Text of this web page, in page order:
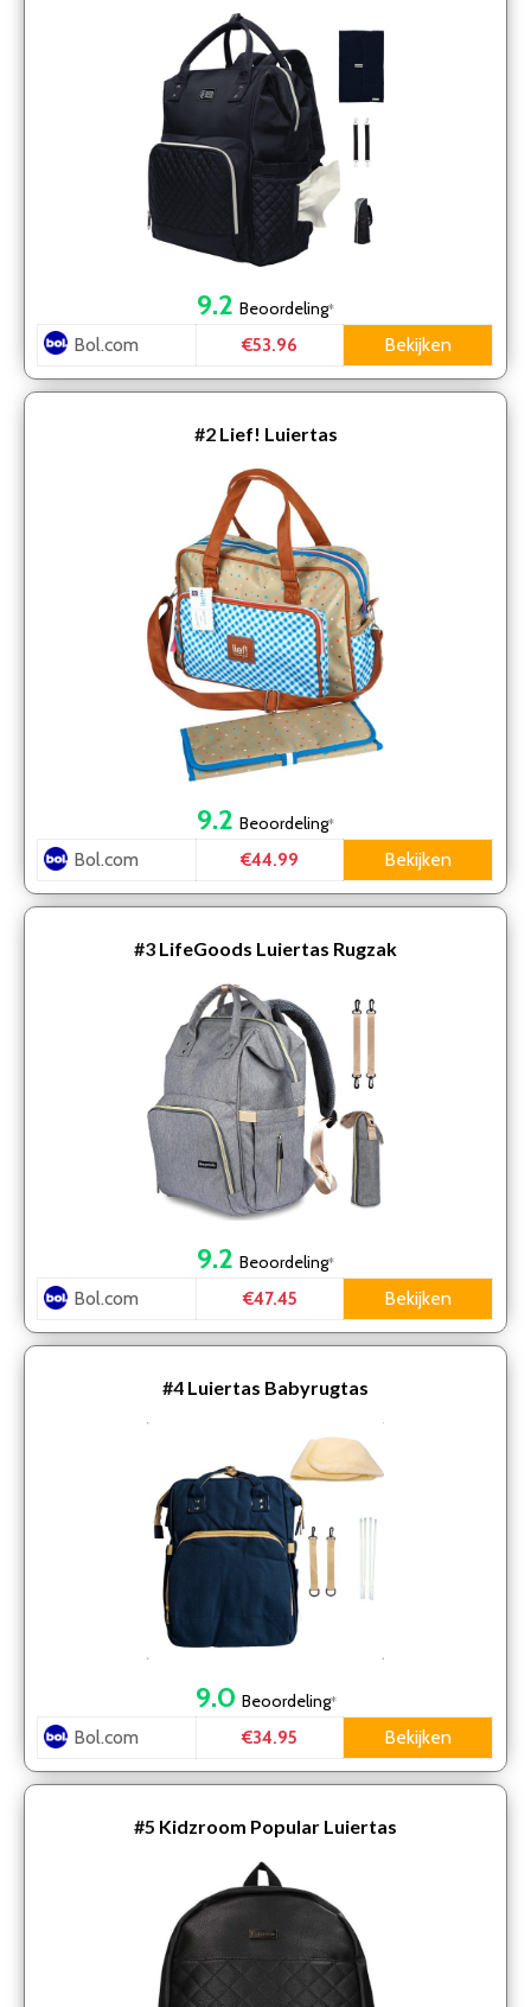
9.2 Beoordeling*
Bol.com €53.96 Bekijken
#2 Lief! Luiertas
9.2 Beoordeling*
Bol.com €44.99 Bekijken
#3 LifeGoods Luiertas Rugzak
9.2 Beoordeling*
Bol.com €47.45 Bekijken
#4 Luiertas Babyrugtas
9.0 Beoordeling*
Bol.com €34.95 Bekijken
#5 Kidzroom Popular Luiertas